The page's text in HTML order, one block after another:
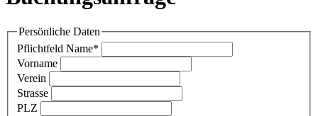
Persönliche Daten
Pflichtfeld Name*
Vorname
Verein
Strasse
PLZ